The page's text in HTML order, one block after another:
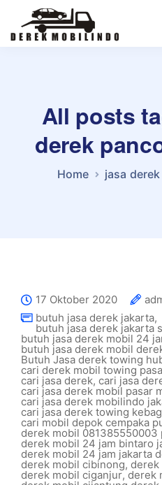
All posts
derek
Home jasa
17 Oktober 2020
butuh jasa derek jakarta,
butuh jasa derek jakarta
butuh jasa derek mobil 24
butuh jasa derek mobil
Butuh Jasa derek towing
cari derek mobil towing
cari jasa derek, cari jasa
cari jasa derek mobil pasar
cari jasa derek mobilindo
cari jasa derek towing
cari mobil depok cempaka
derek mobil 081385550003
derek mobil 24 jam bintaro
derek mobil 24 jam jakarta
derek mobil cibinong, derek
derek mobil ciganjur,derek